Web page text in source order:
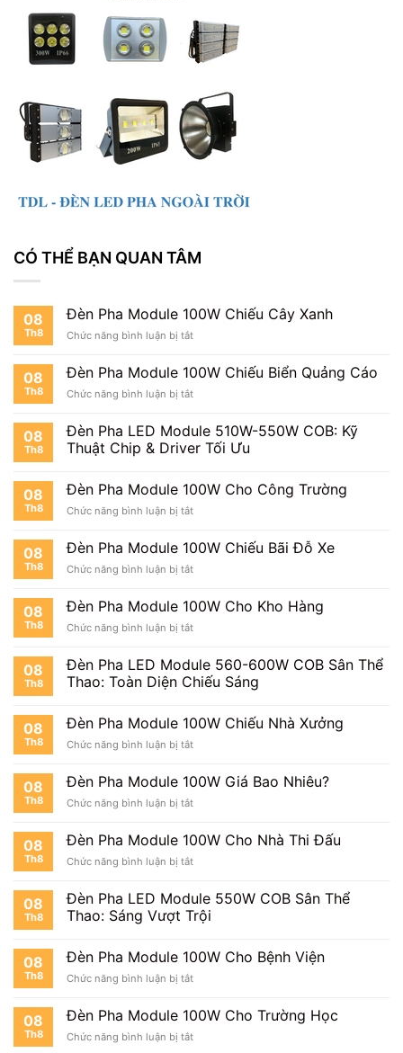
CÓ THỂ BẠN QUAN TÂM
08
Th8
Đèn Pha Module 100W Chiếu Cây Xanh
Chức năng bình luận bị tắtở
Pha
Module
100W
Cây
Xanh
08
Th8
Đèn Pha Module 100W Chiếu Biển Quảng Cáo
Chức năng bình luận bị tắtở
Pha
Module
100W
Biển
Cáo
08
Th8
Đèn Pha LED Module 510W-550W COB: Kỹ
Thuật Chip & Driver Tối Ưu
08
Th8
Đèn Pha Module 100W Cho Công Trường
Chức năng bình luận bị tắtở
Pha
Module
100W
Công
08
Th8
Đèn Pha Module 100W Chiếu Bãi Đỗ Xe
Chức năng bình luận bị tắtở
Pha
Module
100W
Bãi
Đỗ
Xe
08
Th8
Đèn Pha Module 100W Cho Kho Hàng
Chức năng bình luận bị tắtở
Pha
Module
100W
Kho
08
Th8
Đèn Pha LED Module 560-600W COB Sân Thể
Thao: Toàn Diện Chiếu Sáng
08
Th8
Đèn Pha Module 100W Chiếu Nhà Xưởng
Chức năng bình luận bị tắtở
Pha
Module
100W
Nhà
08
Th8
Đèn Pha Module 100W Giá Bao Nhiêu?
Chức năng bình luận bị tắtở
Pha
Module
100W
Bao
Nhiêu?
08
Th8
Đèn Pha Module 100W Cho Nhà Thi Đấu
Chức năng bình luận bị tắtở
Pha
Module
100W
Nhà
Đấu
08
Th8
Đèn Pha LED Module 550W COB Sân Thể
Thao: Sáng Vượt Trội
08
Th8
Đèn Pha Module 100W Cho Bệnh Viện
Chức năng bình luận bị tắtở
Pha
Module
100W
08
Th8
Đèn Pha Module 100W Cho Trường Học
Chức năng bình luận bị tắtở